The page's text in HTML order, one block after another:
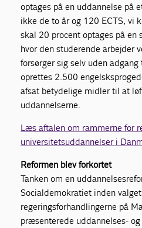
optages på en uddannelse på
ikke de to år og 120 ECTS, vi
skal 20 procent optages på en
hvor den studerende arbejder
forsørger sig selv uden
oprettes 2.500
afsat betydelige midler til at
uddannelserne.
Læs aftalen om rammerne for
universitetsuddannelser i
Reformen blev forkortet
Tanken om en
Socialdemokratiet inden
regeringsforhandlingerne på
præsenterede uddannelses-